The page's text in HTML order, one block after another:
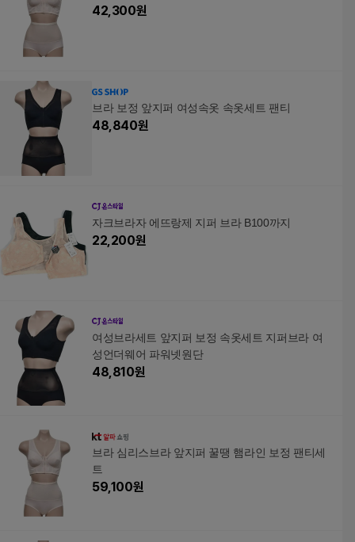
42,300원
브라 보정 앞지퍼 여성속옷 속옷세트 팬티
48,840원
자크브라자 에뜨랑제 지퍼 브라 B100까지
22,200원
여성브라세트 앞지퍼 보정 속옷세트 지퍼브라 여
성언더웨어 파워넷원단
48,810원
브라 심리스브라 앞지퍼 꿀땡 햄라인 보정 팬티세
트
59,100원